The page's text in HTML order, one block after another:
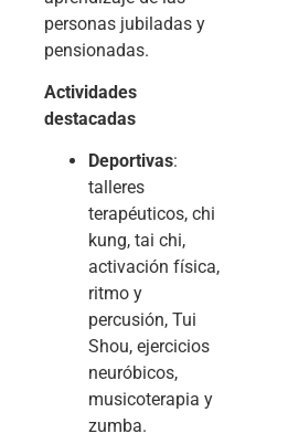
personas jubiladas y
pensionadas.
Actividades
destacadas
Deportivas:
talleres
terapéuticos, chi
kung, tai chi,
activación física,
ritmo y
percusión, Tui
Shou, ejercicios
neuróbicos,
musicoterapia y
zumba.